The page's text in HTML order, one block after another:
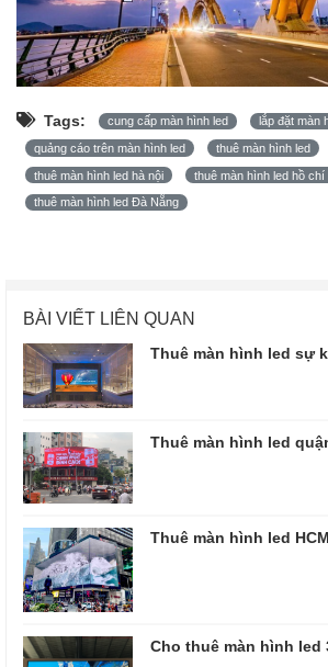
Tags: cung cấp màn hình led lắp đặt màn
quảng cáo trên màn hình led thuê màn hình led
thuê màn hình led hà nội thuê màn hình led hồ chí
thuê màn hình led Đà Nẵng
BÀI VIẾT LIÊN QUAN
Thuê màn hình led sự
Thuê màn hình led
Thuê màn hình led HCM
Cho thuê màn hình led